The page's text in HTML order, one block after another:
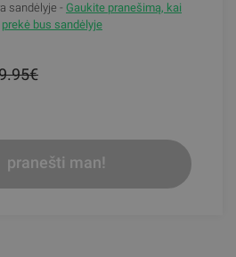
sandėlyje - Gaukite pranešimą, kai
prekė bus sandėlyje
pranešti man!